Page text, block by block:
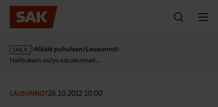
Hyppää
sisältöön
s
a
f
Näistä puhutaan Lausunnot
Hallituksen esitys eduskunnall…
LAUSUNNOT26.10.2012 10:00